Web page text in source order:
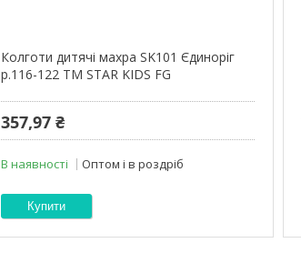
Колготи дитячі махра SK101 Єдиноріг
р.116-122 ТМ STAR KIDS FG
357,97 ₴
В наявності Оптом і в роздріб
Купити